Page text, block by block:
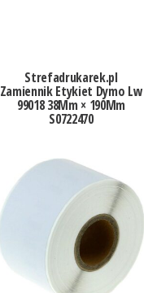
Strefadrukarek.pl
Zamiennik Etykiet Dymo Lw
99018 38Mm × 190Mm
S0722470